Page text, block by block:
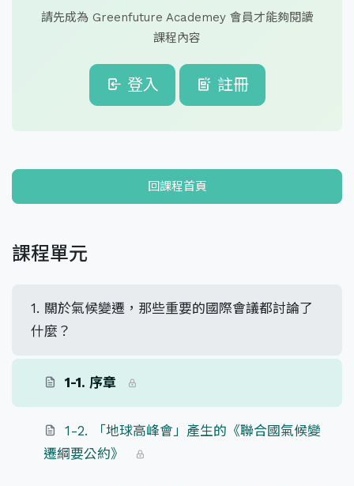
請先成為 Greenfuture Academey 會員才能夠閱讀
課程內容
登入 註冊
回課程首頁
課程單元
1. 關於氣候變遷，那些重要的國際會議都討論了
什麼？
1-1. 序章
1-2. 「地球高峰會」產生的《聯合國氣候變
遷綱要公約》